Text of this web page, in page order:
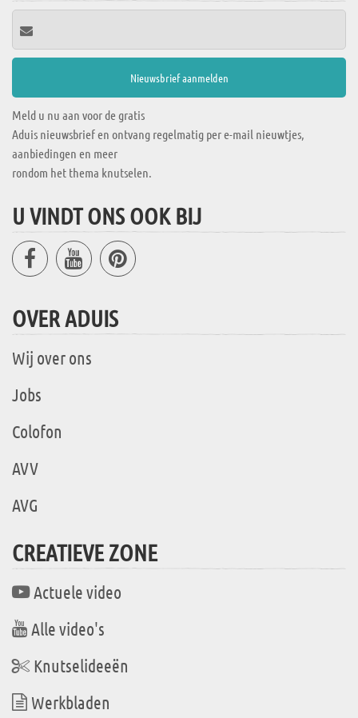
Meld u nu aan voor de gratis
Aduis nieuwsbrief en ontvang regelmatig per e-mail nieuwtjes,
aanbiedingen en meer
rondom het thema knutselen.
U VINDT ONS OOK BIJ
OVER ADUIS
Wij over ons
Jobs
Colofon
AVV
AVG
CREATIEVE ZONE
Actuele video
Alle video's
Knutselideeën
Werkbladen